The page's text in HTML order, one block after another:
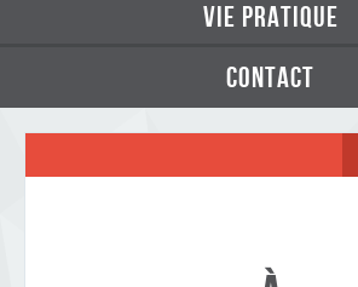
vie pratique
contact